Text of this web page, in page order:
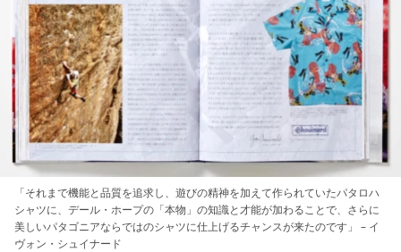
「それまで機能と品質を追求し、遊びの精神を加えて作られていたパタロハ
シャツに、デール・ホープの「本物」の知識と才能が加わることで、さらに
美しいパタゴニアならではのシャツに仕上げるチャンスが来たのです」 – イ
ヴォン・シュイナード